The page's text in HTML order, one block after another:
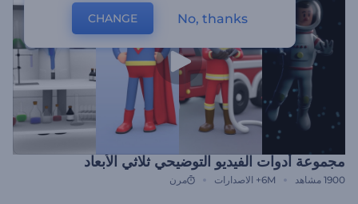
مجموعة أدوات الفيديو التوضيحي ثلاثي الأبعاد
1900 مشاهد 6M+ الاصدارات مرن
CHANGE No, thanks